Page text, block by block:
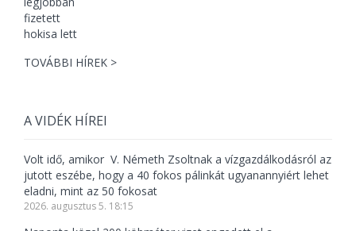
TOVÁBBI HÍREK >
A VIDÉK HÍREI
Volt idő, amikor V. Németh Zsoltnak a vízgazdálkodásról az
jutott eszébe, hogy a 40 fokos pálinkát ugyanannyiért lehet
eladni, mint az 50 fokosat
2026. augusztus 5. 18:15